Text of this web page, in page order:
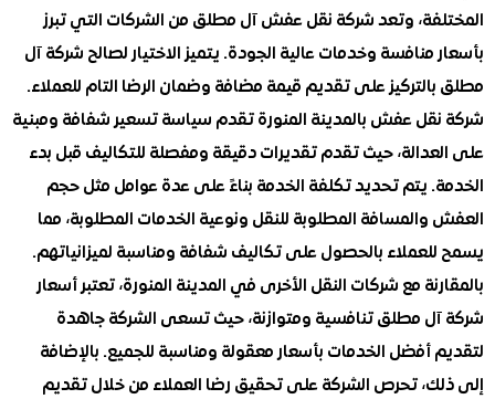
وتعد شركة نقل عفش آل مطلق من الشركات التي تبرز
منافسة وخدمات عالية الجودة. يتميز الاختيار لصالح شركة آل
على تقديم قيمة مضافة وضمان الرضا التام للعملاء.
عفش بالمدينة المنورة تقدم سياسة تسعير شفافة ومبنية
حيث تقدم تقديرات دقيقة ومفصلة للتكاليف قبل بدء
يتم تحديد تكلفة الخدمة بناءً على عدة عوامل مثل حجم
المطلوبة للنقل ونوعية الخدمات المطلوبة، مما
بالحصول على تكاليف شفافة ومناسبة لميزانياتهم.
مع شركات النقل الأخرى في المدينة المنورة، تعتبر أسعار
مطلق تنافسية ومتوازنة، حيث تسعى الشركة جاهدة
أفضل الخدمات بأسعار معقولة ومناسبة للجميع. بالإضافة
تحرص الشركة على تحقيق رضا العملاء من خلال تقديم